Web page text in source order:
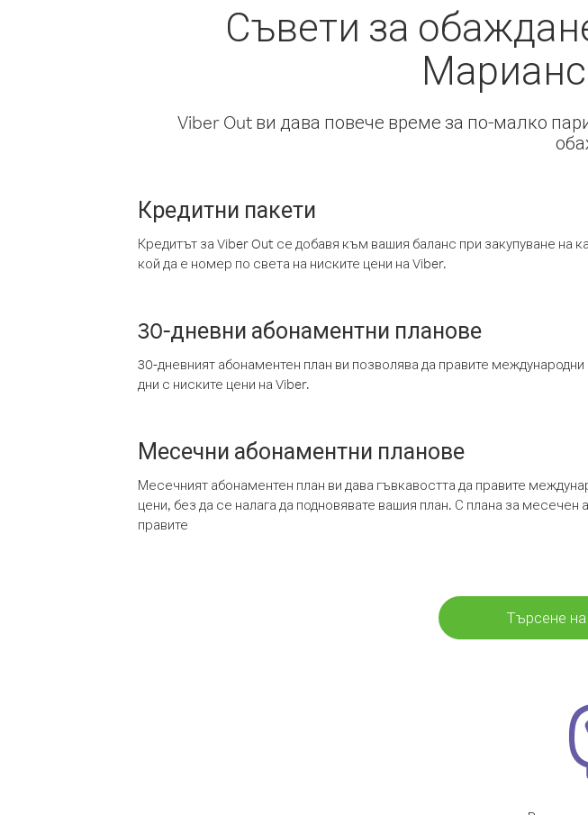
Съвети за
Viber Out ви дава повече време за по-малко
Кредитни пакети
Кредитът за Viber Out се добавя към вашия баланс при закупуване
кой да е номер по света на ниските цени на Viber.
30-дневни абонаментни планове
30-дневният абонаментен план ви позволява да правите
дни с ниските цени на Viber.
Месечни абонаментни планове
Месечният абонаментен план ви дава гъвкавостта да правите
цени, без да се налага да подновявате вашия план. С плана за
правите
Търсене